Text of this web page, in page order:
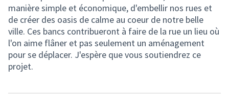
manière simple et économique, d'embellir nos rues et
de créer des oasis de calme au coeur de notre belle
ville. Ces bancs contribueront à faire de la rue un lieu où
l'on aime flâner et pas seulement un aménagement
pour se déplacer. J'espère que vous soutiendrez ce
projet.